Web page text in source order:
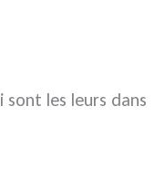
les leurs dans